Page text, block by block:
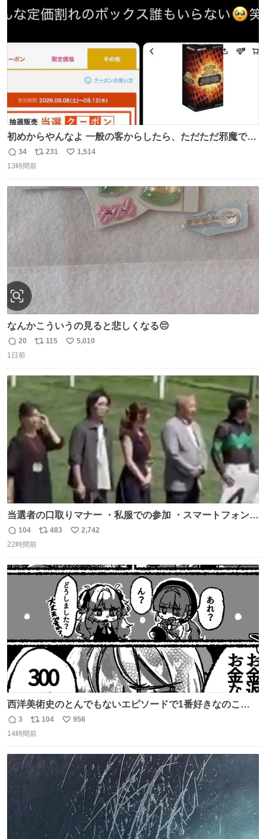
ト
数
数
初めからやんなよ 一般の客からしたら、ただただ邪魔でし
かないのよ
返
信
34
リ
ポ
ト
数
231
い
1,514
13時間前
なんかこういうの見ると悲しくなる😔
返
信
20
リ
ト
115
い
数
5,010
1日前
当選者の口取りマナー ・私服での参加 ・スマートフォンで
の撮影 ・調教師へ自分から握手を求める行為 ・シャツをズ
ボンにインしていない服装 ・ボディーバッグの着用 私も口
ほしい #DMMバヌーシ
返
信
104
リ
ト
483
い
数
2,742
22時間前
西洋美術史のとんでもないエピソードで1番好きなのこれ
モネのエピソード大体面白い #絵がみの美術史創作
返
信
3
リ
ポ
ト
104
い
956
14時間前